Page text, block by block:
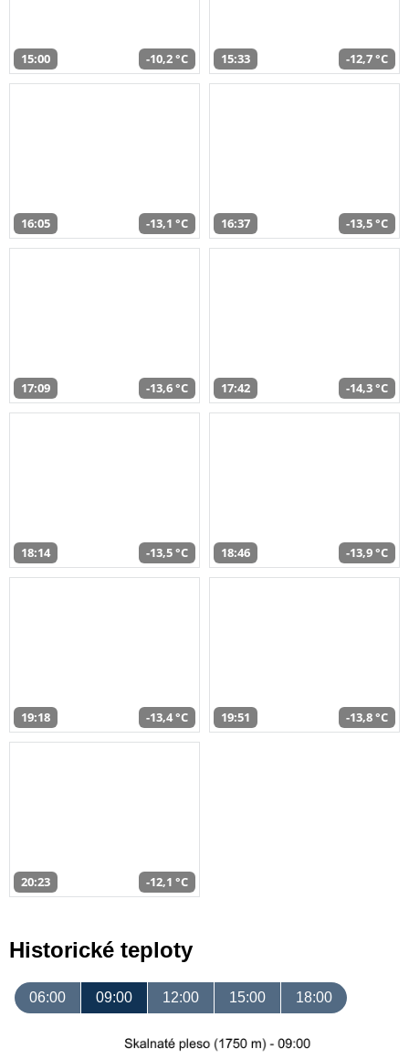
15:00 -10,2 °C 15:33 -12,7 °C
16:05 -13,1 °C 16:37 -13,5 °C
17:09 -13,6 °C 17:42 -14,3 °C
18:14 -13,5 °C 18:46 -13,9 °C
19:18 -13,4 °C 19:51 -13,8 °C
20:23 -12,1 °C
Historické teploty
06:00 09:00 12:00 15:00 18:00